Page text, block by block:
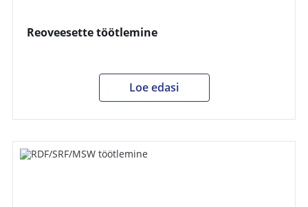
Reoveesette töötlemine
Loe edasi